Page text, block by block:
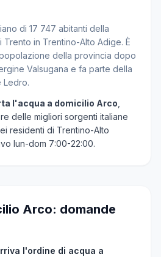
di 17 747 abitanti della
in Trentino-Alto Adige. È
della provincia dopo
Valsugana e fa parte della
Ledro.
l'acqua a domicilio Arco
delle migliori sorgenti italiane
residenti di Trentino-Alto
lun-dom 7:00-22:00.
Arco: domande
l'ordine di acqua a